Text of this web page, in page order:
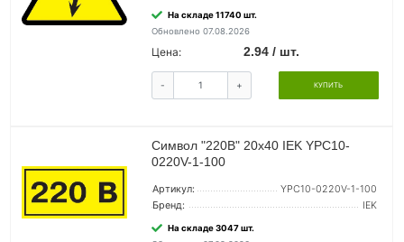
На складе 11740 шт.
Обновлено 07.08.2026
Цена: 2.94 / шт.
- + КУПИТЬ
Символ "220В" 20х40 IEK YPC10-
0220V-1-100
Артикул:
YPC10-0220V-1-100
Бренд:
IEK
На складе 3047 шт.